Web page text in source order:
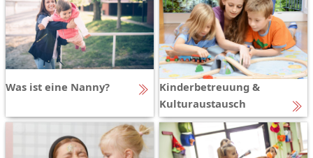
Was ist eine Nanny?
Kinderbetreuung &
Kulturaustausch